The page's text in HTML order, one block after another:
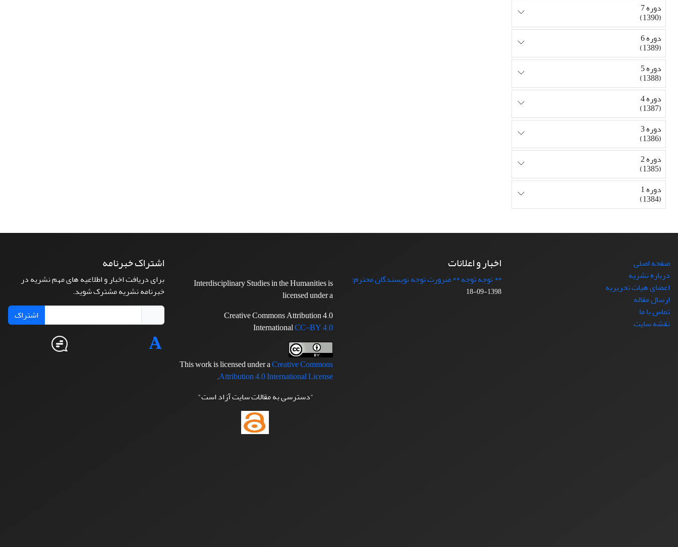
دوره 7
(1390)
دوره 6
(1389)
دوره 5
(1388)
دوره 4
(1387)
دوره 3
(1386)
دوره 2
(1385)
دوره 1
(1384)
صفحه اصلی
درباره نشریه
اعضای هیات تحریریه
ارسال مقاله
تماس با ما
نقشه سایت
اخبار و اعلانات
** توجه توجه ** ضرورت توجه نویسندگان محترم:
1398-09-18
Interdisciplinary Studies in the Humanities is
licensed under a
Creative Commons Attribution 4.0
InternationalCC-BY 4.0
This work is licensed under aCreative Commons
Attribution 4.0 International License
.
"دسترسی به مقالات سایت آزاد است"
اشتراک خبرنامه
برای دریافت اخبار و اطلاعیه های مهم نشریه در
خبرنامه نشریه مشترک شوید.
اشتراک